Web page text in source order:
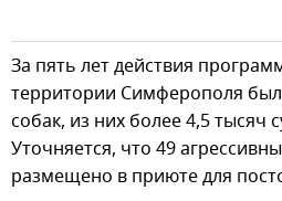
За пять лет действия
территории Симферополя
собак, из них более 4,5 тысяч
Уточняется, что 49
размещено в приюте для